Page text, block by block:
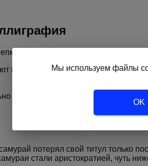
настолько, что из нее делали
по назначению. В стране
подавляющее число
потерял свой титул только
стали аристократией, чуть
Мы используем файлы
OK